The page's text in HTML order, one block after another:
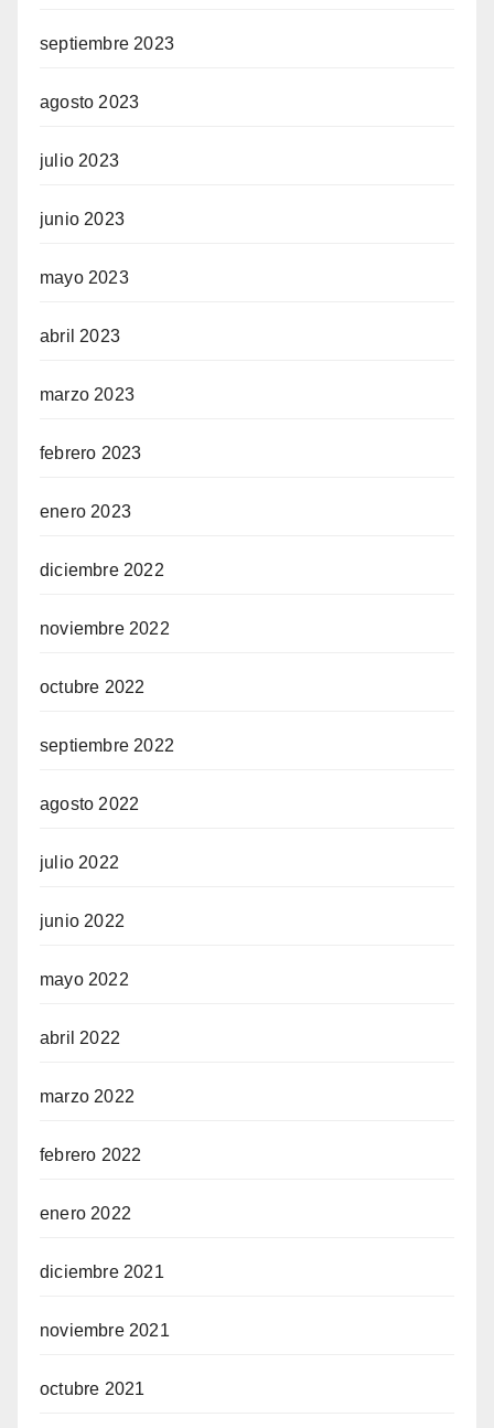
septiembre 2023
agosto 2023
julio 2023
junio 2023
mayo 2023
abril 2023
marzo 2023
febrero 2023
enero 2023
diciembre 2022
noviembre 2022
octubre 2022
septiembre 2022
agosto 2022
julio 2022
junio 2022
mayo 2022
abril 2022
marzo 2022
febrero 2022
enero 2022
diciembre 2021
noviembre 2021
octubre 2021